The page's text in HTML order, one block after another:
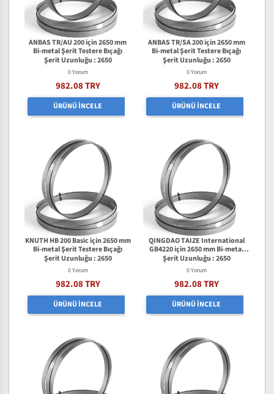
ANBAS TR/AU 200 için 2650 mm
Bi-metal Şerit Testere Bıçağı
Şerit Uzunluğu : 2650
0 Yorum
982.08 TRY
ÜRÜNÜ İNCELE
ANBAS TR/SA 200 için 2650 mm
Bi-metal Şerit Testere Bıçağı
Şerit Uzunluğu : 2650
0 Yorum
982.08 TRY
ÜRÜNÜ İNCELE
KNUTH HB 200 Basic için 2650 mm
Bi-metal Şerit Testere Bıçağı
Şerit Uzunluğu : 2650
0 Yorum
982.08 TRY
ÜRÜNÜ İNCELE
QINGDAO TAIZE International
GB4220 için 2650 mm Bi-metal
Şerit Testere Bıçağı
Şerit Uzunluğu : 2650
0 Yorum
982.08 TRY
ÜRÜNÜ İNCELE